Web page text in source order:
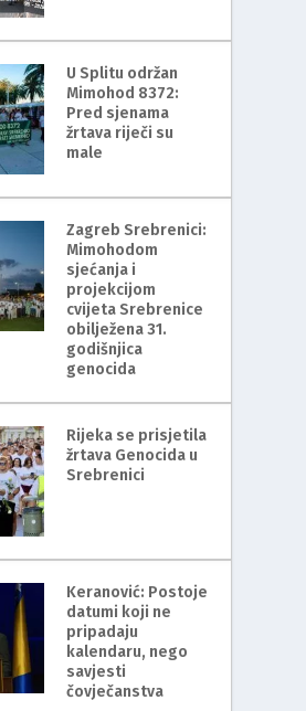
U Splitu održan
Mimohod 8372:
Pred sjenama
žrtava riječi su
male
Zagreb Srebrenici:
Mimohodom
sjećanja i
projekcijom
cvijeta Srebrenice
obilježena 31.
godišnjica
genocida
Rijeka se prisjetila
žrtava Genocida u
Srebrenici
Keranović: Postoje
datumi koji ne
pripadaju
kalendaru, nego
savjesti
čovječanstva